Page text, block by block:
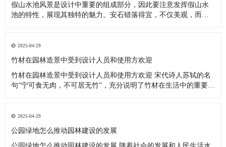
假山水池风景是设计中重要的组成部分，因此要注意发挥假山水
池的特性，展现其独特的魅力。安石错落得宜，不仅美观，而且
植花木，以增加生气和弥补没有水池的缺点，还要注意花木的大
小、高低宜有层次，
2025-04-29
竹材在园林造景中受到设计人员和使用方欢迎
竹材在园林造景中受到设计人员和使用方欢迎 宋代诗人苏轼的名
句“宁可食无肉，不可居无竹”，充分说明了竹材在生活中的重要地
优越的实用性，受到设计人员和使用方的欢迎。 “上海世博会上，
印度、越
2025-04-29
公园绿地怎么推动园林建设的发展